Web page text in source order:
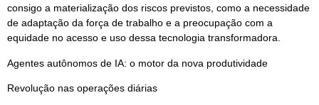
consigo a materialização dos riscos previstos, como a necessidade
de adaptação da força de trabalho e a preocupação com a
equidade no acesso e uso dessa tecnologia transformadora.
Agentes autônomos de IA: o motor da nova produtividade
Revolução nas operações diárias